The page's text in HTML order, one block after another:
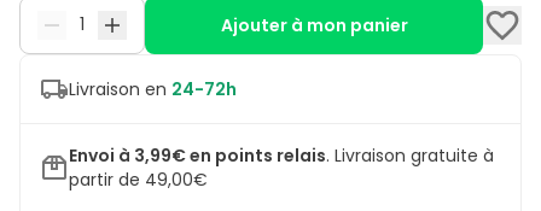
Ajouter à mon panier
Livraison en 24-72h
Envoi à 3,99€ en points relais. Livraison gratuite à
partir de 49,00€